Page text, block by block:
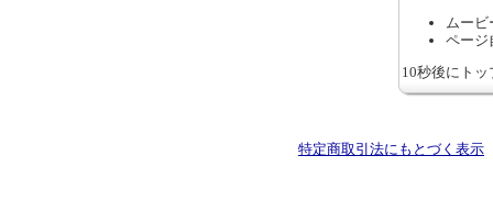
ムービ
ページ
10秒後にト
特定商取引法にもとづく表示